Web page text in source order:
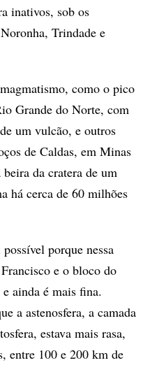
inativos, sob os
Trindade e
como o pico
Grande do Norte, com
um vulcão, e outros
de Caldas, em Minas
da cratera de um
há cerca de 60 milhões
porque nessa
e o bloco do
ainda é mais fina.
a astenosfera, a camada
estava mais rasa,
entre 100 e 200 km de